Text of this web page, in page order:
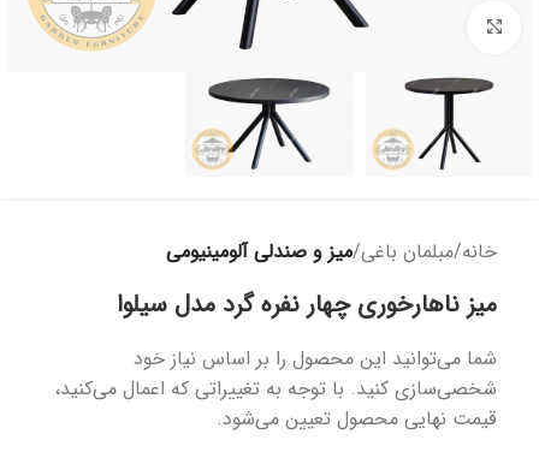
برای بزرگنمایی کلیک کنید
خانه مبلمان باغی میز و صندلی آلومینیومی
میز ناهارخوری چهار نفره گرد مدل سیلوا
شما می‌توانید این محصول را بر اساس نیاز خود
شخصی‌سازی کنید. با توجه به تغییراتی که اعمال می‌کنید،
قیمت نهایی محصول تعیین می‌شود.